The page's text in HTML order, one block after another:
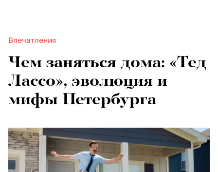
Впечатления
Чем заняться дома: «Тед
Лассо», эволюция и
мифы Петербурга